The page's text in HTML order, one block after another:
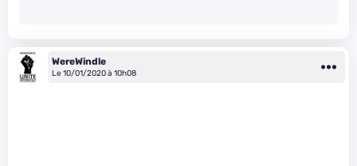
WereWindle
Le 10/01/2020 à 10h08